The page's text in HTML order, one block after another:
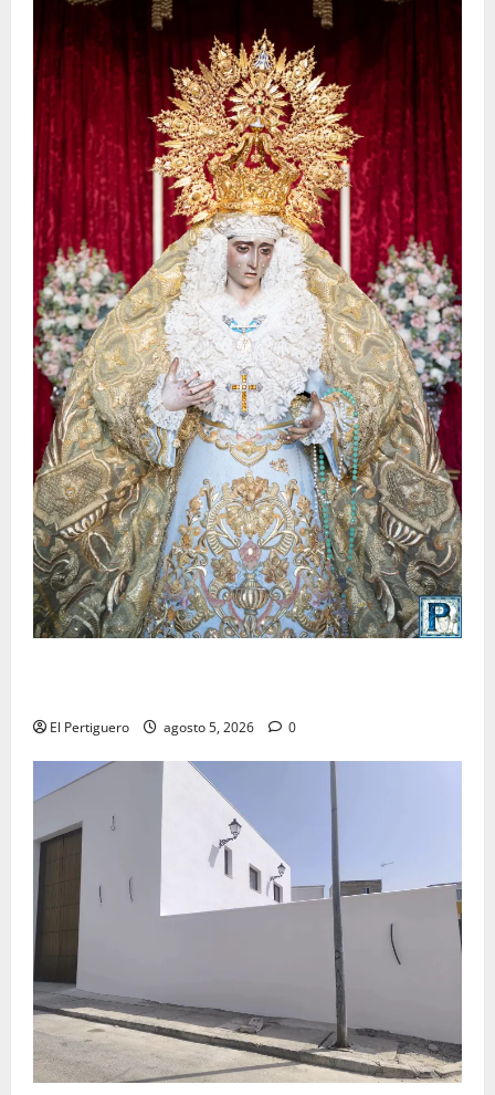
El Pertiguero agosto 5, 2026 0